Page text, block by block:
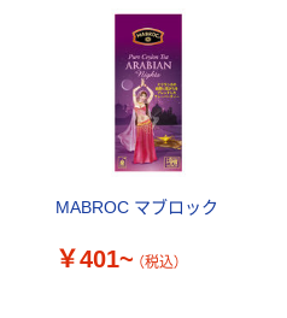
MABROC マブロック
￥401~ （税込）